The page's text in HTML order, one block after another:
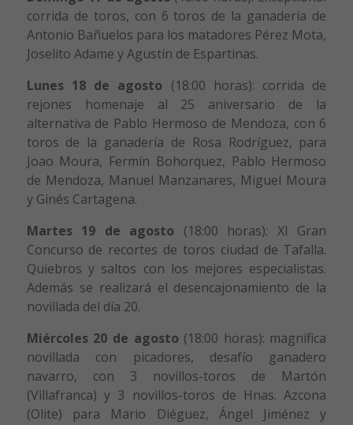
corrida de toros, con 6 toros de la ganadería de
Antonio Bañuelos para los matadores Pérez Mota,
Joselito Adame y Agustín de Espartinas.
Lunes 18 de agosto (18:00 horas): corrida de
rejones homenaje al 25 aniversario de la
alternativa de Pablo Hermoso de Mendoza, con 6
toros de la ganadería de Rosa Rodríguez, para
Joao Moura, Fermín Bohorquez, Pablo Hermoso
de Mendoza, Manuel Manzanares, Miguel Moura
y Ginés Cartagena.
Martes 19 de agosto (18:00 horas): XI Gran
Concurso de recortes de toros ciudad de Tafalla.
Quiebros y saltos con los mejores especialistas.
Además se realizará el desencajonamiento de la
novillada del día 20.
Miércoles 20 de agosto (18:00 horas): magnífica
novillada con picadores, desafío ganadero
navarro, con 3 novillos-toros de Martón
(Villafranca) y 3 novillos-toros de Hnas. Azcona
(Olite) para Mario Diéguez, Ángel Jiménez y